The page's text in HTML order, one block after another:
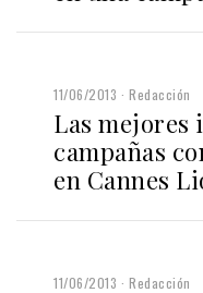
11/06/2013 Redacción
Las mejores
campañas
en Cannes
11/06/2013 Redacción